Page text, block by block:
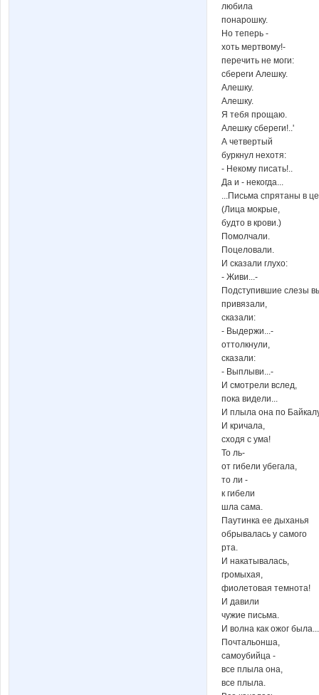
любила
понарошку.
Но теперь -
хоть мертвому!-
перечить не моги:
сбереги Алешку.
Алешку.
Алешку.
Я тебя прощаю.
Алешку сбереги!..'
А четвертый
буркнул нехотя:
- Некому писать!..
Да и - некогда...
...Письма спрятаны в
(Лица мокрые,
будто в крови.)
Помолчали.
Поцеловали.
И сказали глухо:
- Живи...-
Подступившие слезы
привязали,
сказали:
- Выдержи...-
оттолкнули,
сказали:
- Выплыви...-
И смотрели вслед,
пока видели...
И плыла она по
И кричала,
сходя с ума!
То ль-
от гибели убегала,
то ли -
к гибели
шла сама.
Паутинка ее дыханья
обрывалась у самого
рта.
И накатывалась,
громыхая,
фиолетовая темнота!
И давили
чужие письма.
И волна как ожог была...
Почтальонша,
самоубийца -
все плыла она,
все плыла.